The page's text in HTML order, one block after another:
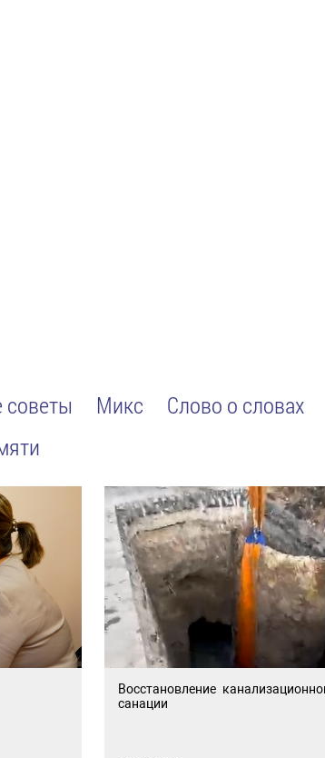
Микс Слово о словах
Восстановление
санации